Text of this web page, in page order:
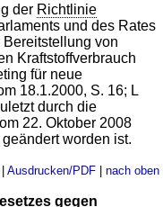
der Richtlinie
und des Rates
von
Kraftstoffverbrauch
für neue
18.1.2000, S. 16; L
durch die
22. Oktober 2008
worden ist.
| Ausdrucken/PDF| nach oben
gegen